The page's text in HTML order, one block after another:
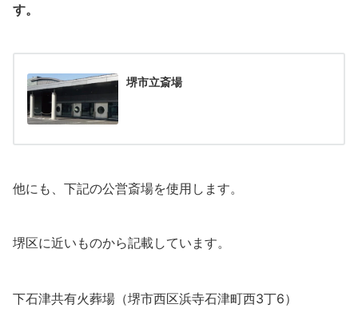
す。
堺市立斎場
他にも、下記の公営斎場を使用します。
堺区に近いものから記載しています。
下石津共有火葬場（堺市西区浜寺石津町西3丁6）